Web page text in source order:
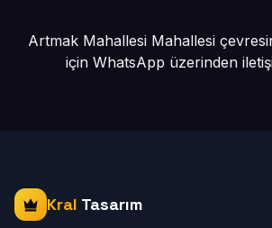
Artmak Mahallesi Mahallesi
için WhatsApp üzerinden
Kral Tasarım